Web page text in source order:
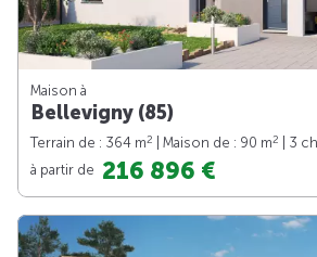
Maison à
Bellevigny (85)
Terrain de : 364 m2 | Maison de : 90 m2
| 3 ch.
à partir de 216 896 €